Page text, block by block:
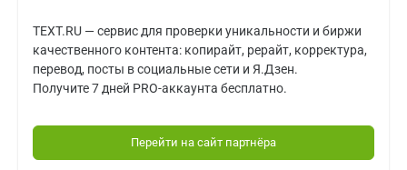
TEXT.RU — сервис для проверки уникальности и биржи
качественного контента: копирайт, рерайт, корректура,
перевод, посты в социальные сети и Я.Дзен.
Получите 7 дней PRO-аккаунта бесплатно.
Перейти на сайт партнёра